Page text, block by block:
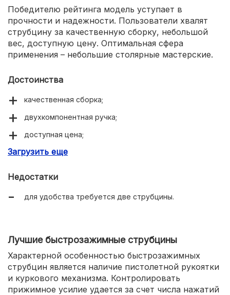
Победителю рейтинга модель уступает в
прочности и надежности. Пользователи хвалят
струбцину за качественную сборку, небольшой
вес, доступную цену. Оптимальная сфера
применения – небольшие столярные мастерские.
Достоинства
качественная сборка;
двухкомпонентная ручка;
доступная цена;
небольшой вес.
Загрузить еще
Недостатки
для удобства требуется две струбцины.
Лучшие быстрозажимные струбцины
Характерной особенностью быстрозажимных
струбцин является наличие пистолетной рукоятки
и куркового механизма. Контролировать
прижимное усилие удается за счет числа нажатий